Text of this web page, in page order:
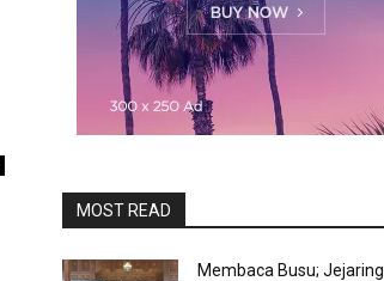
MOST READ
Membaca Busu; Jejaring